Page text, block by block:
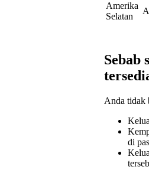
Amerika
Selatan
Sebab
Anda tidak
di